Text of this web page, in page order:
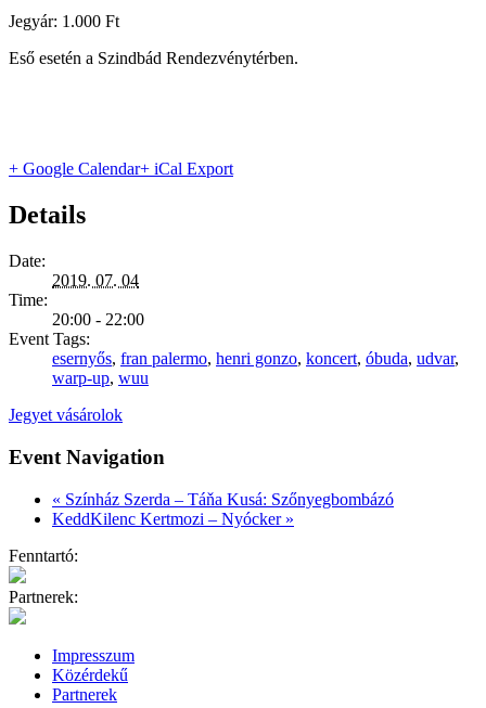
Jegyár: 1.000 Ft
Eső esetén a Szindbád Rendezvénytérben.
+ Google Calendar+ iCal Export
Details
Date:
2019. 07. 04
Time:
20:00 - 22:00
Event Tags:
esernyős, fran palermo, henri gonzo, koncert, óbuda, udvar,
warp-up, wuu
Jegyet vásárolok
Event Navigation
« Színház Szerda – Táňa Kusá: Szőnyegbombázó
KeddKilenc Kertmozi – Nyócker »
Fenntartó:
Partnerek:
Impresszum
Közérdekű
Partnerek